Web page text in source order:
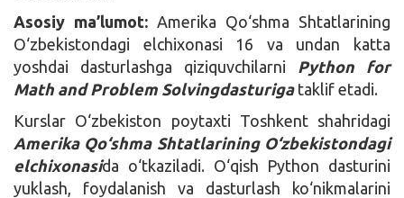
Asosiy ma’lumot: Amerika Qo‘shma Shtatlarining
O‘zbekistondagi elchixonasi 16 va undan katta
yoshdai dasturlashga qiziquvchilarni Python for
Math and Problem Solvingdasturigataklif etadi.
Kurslar O‘zbekiston poytaxti Toshkent shahridagi
Amerika Qo‘shma Shtatlarining O‘zbekistondagi
elchixonasida o‘tkaziladi. O‘qish Python dasturini
yuklash, foydalanish va dasturlash ko‘nikmalarini